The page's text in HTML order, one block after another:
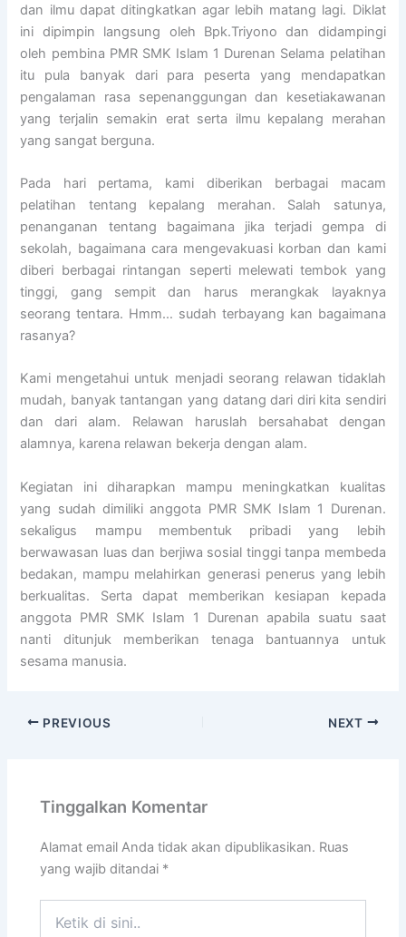
dan ilmu dapat ditingkatkan agar lebih matang lagi. Diklat
ini dipimpin langsung oleh Bpk.Triyono dan didampingi
oleh pembina PMR SMK Islam 1 Durenan Selama pelatihan
itu pula banyak dari para peserta yang mendapatkan
pengalaman rasa sepenanggungan dan kesetiakawanan
yang terjalin semakin erat serta ilmu kepalang merahan
yang sangat berguna.
Pada hari pertama, kami diberikan berbagai macam
pelatihan tentang kepalang merahan. Salah satunya,
penanganan tentang bagaimana jika terjadi gempa di
sekolah, bagaimana cara mengevakuasi korban dan kami
diberi berbagai rintangan seperti melewati tembok yang
tinggi, gang sempit dan harus merangkak layaknya
seorang tentara. Hmm… sudah terbayang kan bagaimana
rasanya?
Kami mengetahui untuk menjadi seorang relawan tidaklah
mudah, banyak tantangan yang datang dari diri kita sendiri
dan dari alam. Relawan haruslah bersahabat dengan
alamnya, karena relawan bekerja dengan alam.
Kegiatan ini diharapkan mampu meningkatkan kualitas
yang sudah dimiliki anggota PMR SMK Islam 1 Durenan.
sekaligus mampu membentuk pribadi yang lebih
berwawasan luas dan berjiwa sosial tinggi tanpa membeda
bedakan, mampu melahirkan generasi penerus yang lebih
berkualitas. Serta dapat memberikan kesiapan kepada
anggota PMR SMK Islam 1 Durenan apabila suatu saat
nanti ditunjuk memberikan tenaga bantuannya untuk
sesama manusia.
PREVIOUS NEXT
Tinggalkan Komentar
Alamat email Anda tidak akan dipublikasikan. Ruas
yang wajib ditandai *